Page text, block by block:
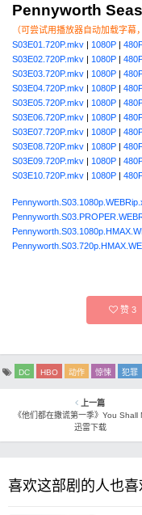
Pennyworth
（可尝试用播放器自动加载字幕
S03E01.720P.mkv | 1080P |
S03E02.720P.mkv | 1080P |
S03E03.720P.mkv | 1080P |
S03E04.720P.mkv | 1080P |
S03E05.720P.mkv | 1080P |
S03E06.720P.mkv | 1080P |
S03E07.720P.mkv | 1080P |
S03E08.720P.mkv | 1080P |
S03E09.720P.mkv | 1080P |
S03E10.720P.mkv | 1080P |
赞3
DC HBO 动作 惊悚 犯罪
上一篇
《他们都在撒谎第一季》You Shall
迅雷下载
喜欢这部剧的人也喜